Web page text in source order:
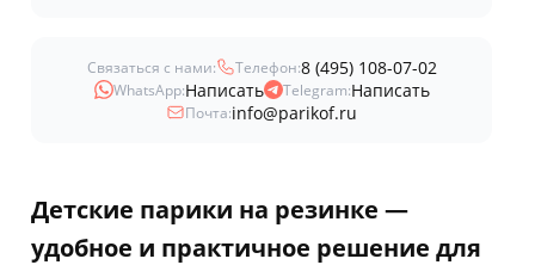
Связаться с нами: Телефон:8 (495) 108-07-02
WhatsApp:Написать Telegram:Написать
Почта:info@parikof.ru
Детские парики на резинке —
удобное и практичное решение для